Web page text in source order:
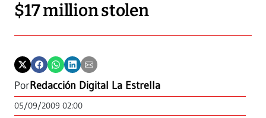
$17 million stolen
PorRedacción Digital La Estrella
05/09/2009 02:00